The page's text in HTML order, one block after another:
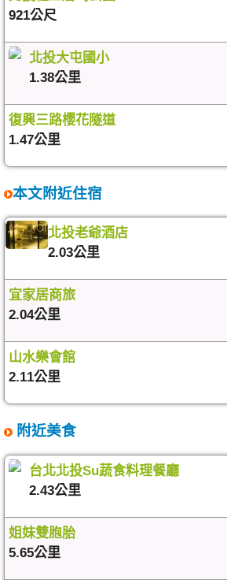
921公尺
北投大屯國小
1.38公里
復興三路櫻花隧道
1.47公里
本文附近住宿
北投老爺酒店
2.03公里
宜家居商旅
2.04公里
山水樂會館
2.11公里
附近美食
台北北投Su蔬食料理餐廳
2.43公里
姐妹雙胞胎
5.65公里